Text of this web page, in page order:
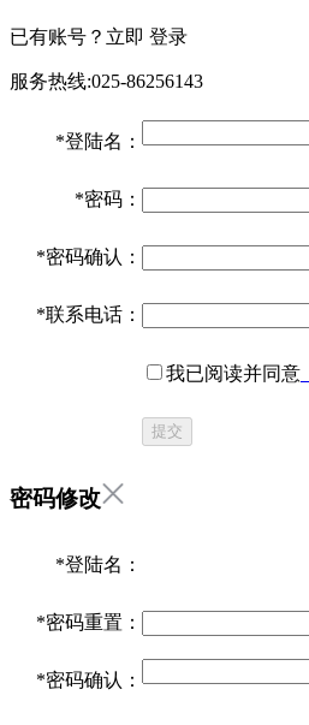
已有账号？立即 登录
服务热线:025-86256143
*登陆名：
*密码：
*密码确认：
*联系电话：
我已阅读并同意
提交
密码修改
*登陆名：
*密码重置：
*密码确认：